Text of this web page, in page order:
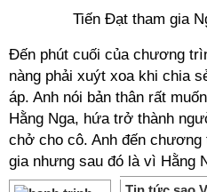
Tiến Đạt tham gia
Đến phút cuối của chương
nàng phải xuýt xoa khi chia
áp. Anh nói bản thân rất
Hằng Nga, hứa trở thành
chở cho cô. Anh đến chương
gia nhưng sau đó là vì Hằng